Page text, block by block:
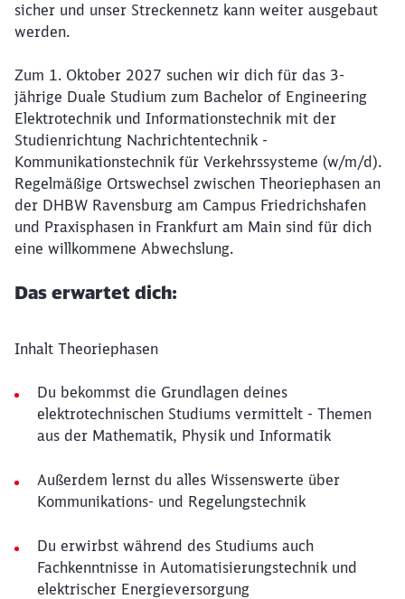
sicher und unser Streckennetz kann weiter ausgebaut
werden.
Zum 1. Oktober 2027 suchen wir dich für das 3-
jährige Duale Studium zum Bachelor of Engineering
Elektrotechnik und Informationstechnik mit der
Studienrichtung Nachrichtentechnik -
Kommunikationstechnik für Verkehrssysteme (w/m/d).
Regelmäßige Ortswechsel zwischen Theoriephasen an
der DHBW Ravensburg am Campus Friedrichshafen
und Praxisphasen in Frankfurt am Main sind für dich
eine willkommene Abwechslung.
Das erwartet dich:
Inhalt Theoriephasen
Du bekommst die Grundlagen deines
elektrotechnischen Studiums vermittelt - Themen
aus der Mathematik, Physik und Informatik
Außerdem lernst du alles Wissenswerte über
Kommunikations- und Regelungstechnik
Du erwirbst während des Studiums auch
Fachkenntnisse in Automatisierungstechnik und
elektrischer Energieversorgung